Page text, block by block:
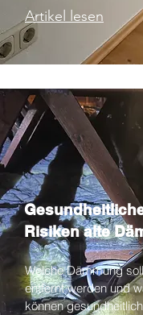
Artikel lesen
Risiken alte
Welche Dämmung
entfernt werden und
können